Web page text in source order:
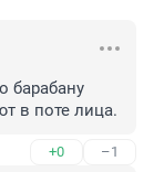
барабану
в поте лица.
+0 –1